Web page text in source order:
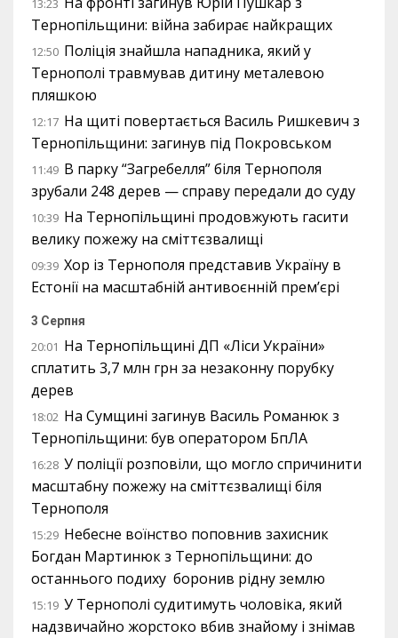
13:23
Тернопільщини: війна забирає найкращих
12:50 Поліція знайшла нападника, який у
Тернополі травмував дитину металевою
пляшкою
12:17 На щиті повертається Василь Ришкевич з
Тернопільщини: загинув під Покровськом
11:49 В парку “Загребелля” біля Тернополя
зрубали 248 дерев — справу передали до суду
10:39 На Тернопільщині продовжують гасити
велику пожежу на сміттєзвалищі
09:39 Хор із Тернополя представив Україну в
Естонії на масштабній антивоєнній прем’єрі
3 Серпня
20:01 На Тернопільщині ДП «Ліси України»
сплатить 3,7 млн грн за незаконну порубку
дерев
18:02 На Сумщині загинув Василь Романюк з
Тернопільщини: був оператором БпЛА
16:28 У поліції розповіли, що могло спричинити
масштабну пожежу на сміттєзвалищі біля
Тернополя
15:29 Небесне воїнство поповнив захисник
Богдан Мартинюк з Тернопільщини: до
останнього подиху боронив рідну землю
15:19 У Тернополі судитимуть чоловіка, який
надзвичайно жорстоко вбив знайому і знімав